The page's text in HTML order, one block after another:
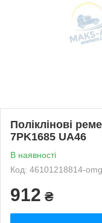
Поліклінові
7PK1685 UA46
В наявності
Код: 46101218814-omg
912 ₴